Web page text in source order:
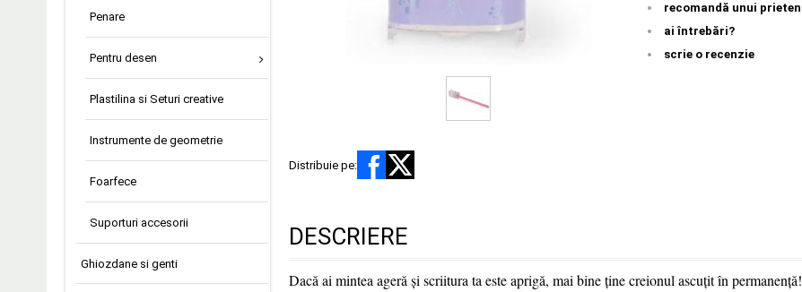
Penare
Pentru desen
Plastilina si Seturi creative
Instrumente de geometrie
Foarfece
Suporturi accesorii
Ghiozdane si genti
recomandă unui prieten
ai întrebări?
scrie o recenzie
Distribuie pe:
DESCRIERE
Dacă ai mintea ageră și scriitura ta este aprigă, mai bine ține creionul ascuțit în permanență!